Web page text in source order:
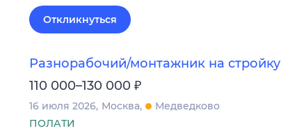
Откликнуться
Разнорабочий/монтажник на стройку
110 000–130 000 ₽
16 июля 2026 Москва
Медведково
ПОЛАТИ